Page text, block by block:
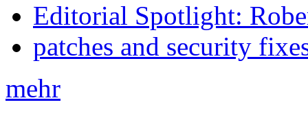
Editorial Spotlight:
patches and security
mehr